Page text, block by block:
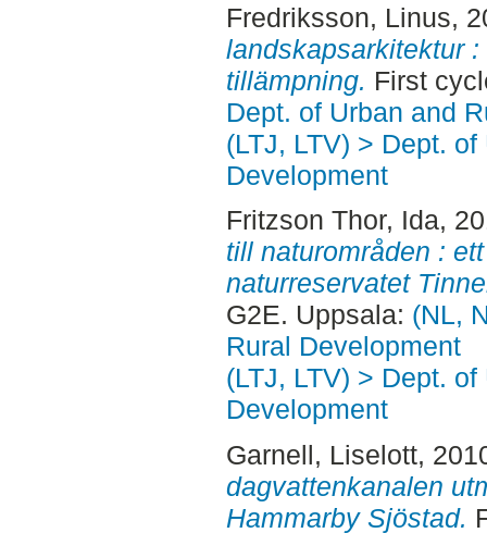
Fredriksson, Linus,
landskapsarkitektur
tillämpning. First
Dept. of Urban and
(LTJ, LTV) > Dept.
Development
Fritzson Thor, Ida,
till naturområden :
naturreservatet
G2E. Uppsala: (NL,
Rural Development
(LTJ, LTV) > Dept.
Development
Garnell, Liselott,
dagvattenkanalen
Hammarby Sjöstad.